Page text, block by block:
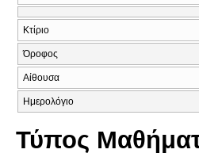
Κτίριο
Όροφος
Αίθουσα
Ημερολόγιο
Τύπος